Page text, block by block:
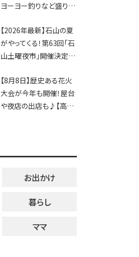
祭り】
ヨーヨー釣りなど盛りだ
ちびっこ縁日開催♪【モリ
ーブ】
【2026年最新】石山の夏
がやってくる！第63回「石
山土曜夜市」開催決定！
ージが勢揃い【7月18日・
25日・8月1日】大津市
【8月8日】歴史ある花火
大会が今年も開催！屋台
や夜店の出店も♪【高宮
お出かけ
暮らし
ママ